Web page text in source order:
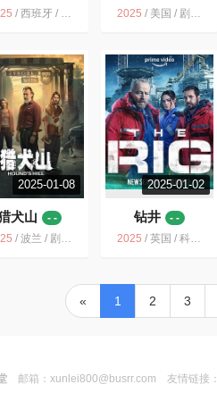
/ 西班牙 / 剧情 悬疑 惊悚 犯罪
2025 / 美国 / 剧情 惊悚
2025-01-08
犬山
- -
/ 波兰 / 剧情 悬疑 惊悚
2025-01-02
钻井
- -
2025 / 英国 / 科幻 惊悚
« 1 2 3
邮箱：xunlei800@busrr.com 友情链接：